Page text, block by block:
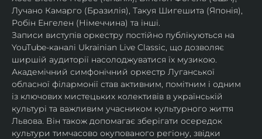
Лучано Камарго (Бразилія), Такуя Шигешита (Японія),
Робін Енгелен (Німеччина) та інші.
Записи виступів оркестру постійно публікуються на
YouTube-каналі Ukrainian Live Classic, що дозволяє
ширшій аудиторії насолоджуватися їх музикою​.
Академічний симфонічний оркестр Луганської
обласної філармонії став активним, помітним і одним
із ключових мистецьких колективів в українській
культурі та важливим учасником культурного життя
Львова. Він також допомагає зберігати осередок
культури тимчасово окупованого регіону, звідки